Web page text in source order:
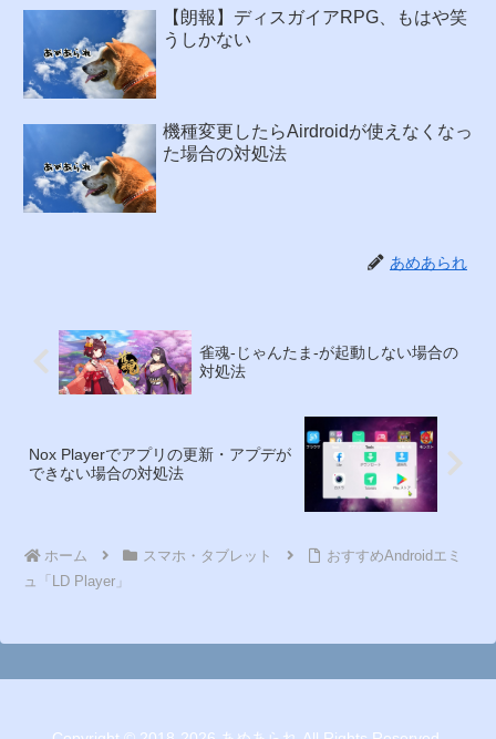
【朗報】ディスガイアRPG、もはや笑
うしかない
機種変更したらAirdroidが使えなくなっ
た場合の対処法
あめあられ
雀魂-じゃんたま-が起動しない場合の
対処法
Nox Playerでアプリの更新・アプデが
できない場合の対処法
ホーム スマホ・タブレット
おすすめAndroidエミ
ュ「LD Player」